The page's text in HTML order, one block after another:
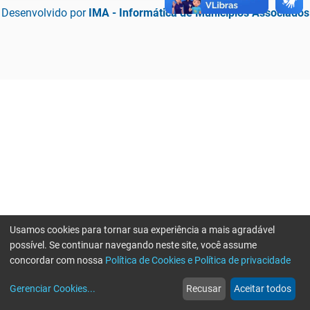
Desenvolvido por IMA - Informática de Municípios Associados
web
Notícias
more_horiz
Mais
Usamos cookies para tornar sua experiência a mais agradável
possível. Se continuar navegando neste site, você assume
concordar com nossa Política de Cookies e Política de privacidade
Gerenciar Cookies... Recusar Aceitar todos
Erro ao enviar informações, por favor tente novamente